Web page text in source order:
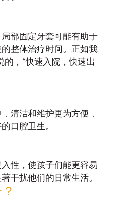
部固定牙套可能有助于
整体治疗时间。正如我
，“快速入院，快速出
清洁和维护更为方便，
口腔卫生。
性，使孩子们能更容易
干扰他们的日常生活。